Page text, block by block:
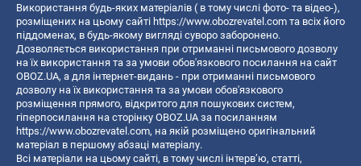
Використання будь-яких матеріалів ( в тому числі фото- та відео-),
розміщених на цьому сайті https://www.obozrevatel.com та всіх його
піддоменах, в будь-якому вигляді суворо заборонено.
Дозволяється використання при отриманні письмового дозволу
на їх використання та за умови обов'язкового посилання на сайт
OBOZ.UA, а для інтернет-видань - при отриманні письмового
дозволу на їх використання та за умови обов'язкового
розміщення прямого, відкритого для пошукових систем,
гіперпосилання на сторінку OBOZ.UA за посиланням
https://www.obozrevatel.com, на якій розміщено оригінальний
матеріал в першому абзаці матеріалу.
Всі матеріали на цьому сайті, в тому числі інтерв’ю, статті,